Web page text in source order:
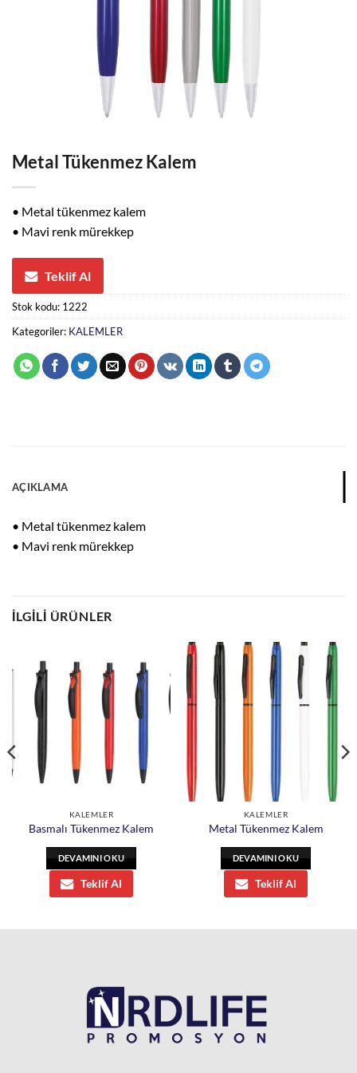
Metal Tükenmez Kalem
• Metal tükenmez kalem
• Mavi renk mürekkep
Teklif Al
Stok kodu: 1222
Kategoriler: KALEMLER
AÇIKLAMA
• Metal tükenmez kalem
• Mavi renk mürekkep
İLGILI ÜRÜNLER
KALEMLER
Basmalı Tükenmez Kalem
DEVAMINI OKU
Teklif Al
KALEMLER
Metal Tükenmez Kalem
DEVAMINI OKU
Teklif Al